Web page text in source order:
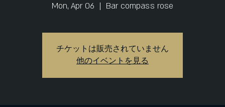
Mon, Apr 06
  |
Bar compass rose
チケットは販売されていません
他のイベントを見る